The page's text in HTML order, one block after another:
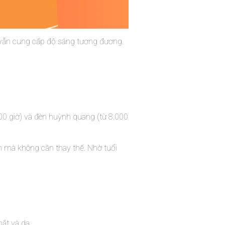
cung cấp độ sáng tương đương.
giờ) và đèn huỳnh quang (từ 8.000
không cần thay thế. Nhờ tuổi